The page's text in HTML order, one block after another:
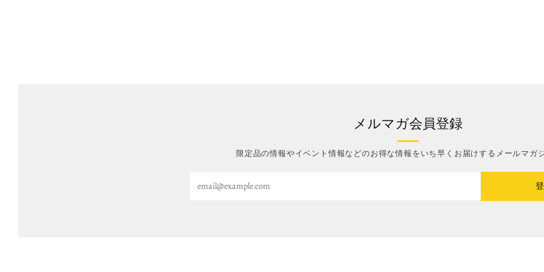
メルマガ会員登録
限定品の情報やイベント情報などのお得な情報をいち早くお届けするメールマガ